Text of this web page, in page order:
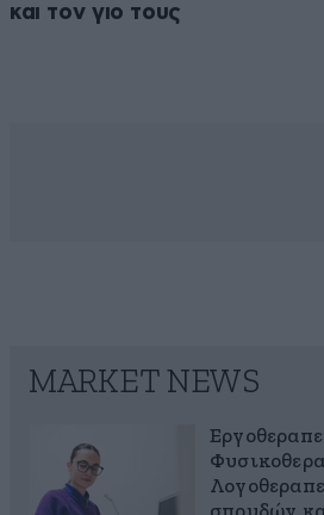
και τον γιο τους
MARKET NEWS